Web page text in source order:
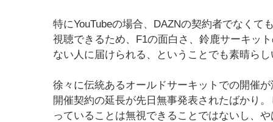
特にYouTubeの場合、DAZNの契約者でなくて
視聴できるため、F1の面白さ、鈴鹿サーキッ
ない人に届けられる、ということでも素晴ら
徐々に伝統あるオールドサーキットでの開催
開催契約の延長が先日無事発表されたばかり
っていることは無視できることではないし、